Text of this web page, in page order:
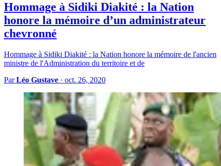
Hommage à Sidiki Diakité : la Nation
honore la mémoire d’un administrateur
chevronné
Hommage à Sidiki Diakité : la Nation honore la mémoire de l'ancien
ministre de l'Administration du territoire et de
ParLéo Gustave · oct. 26, 2020